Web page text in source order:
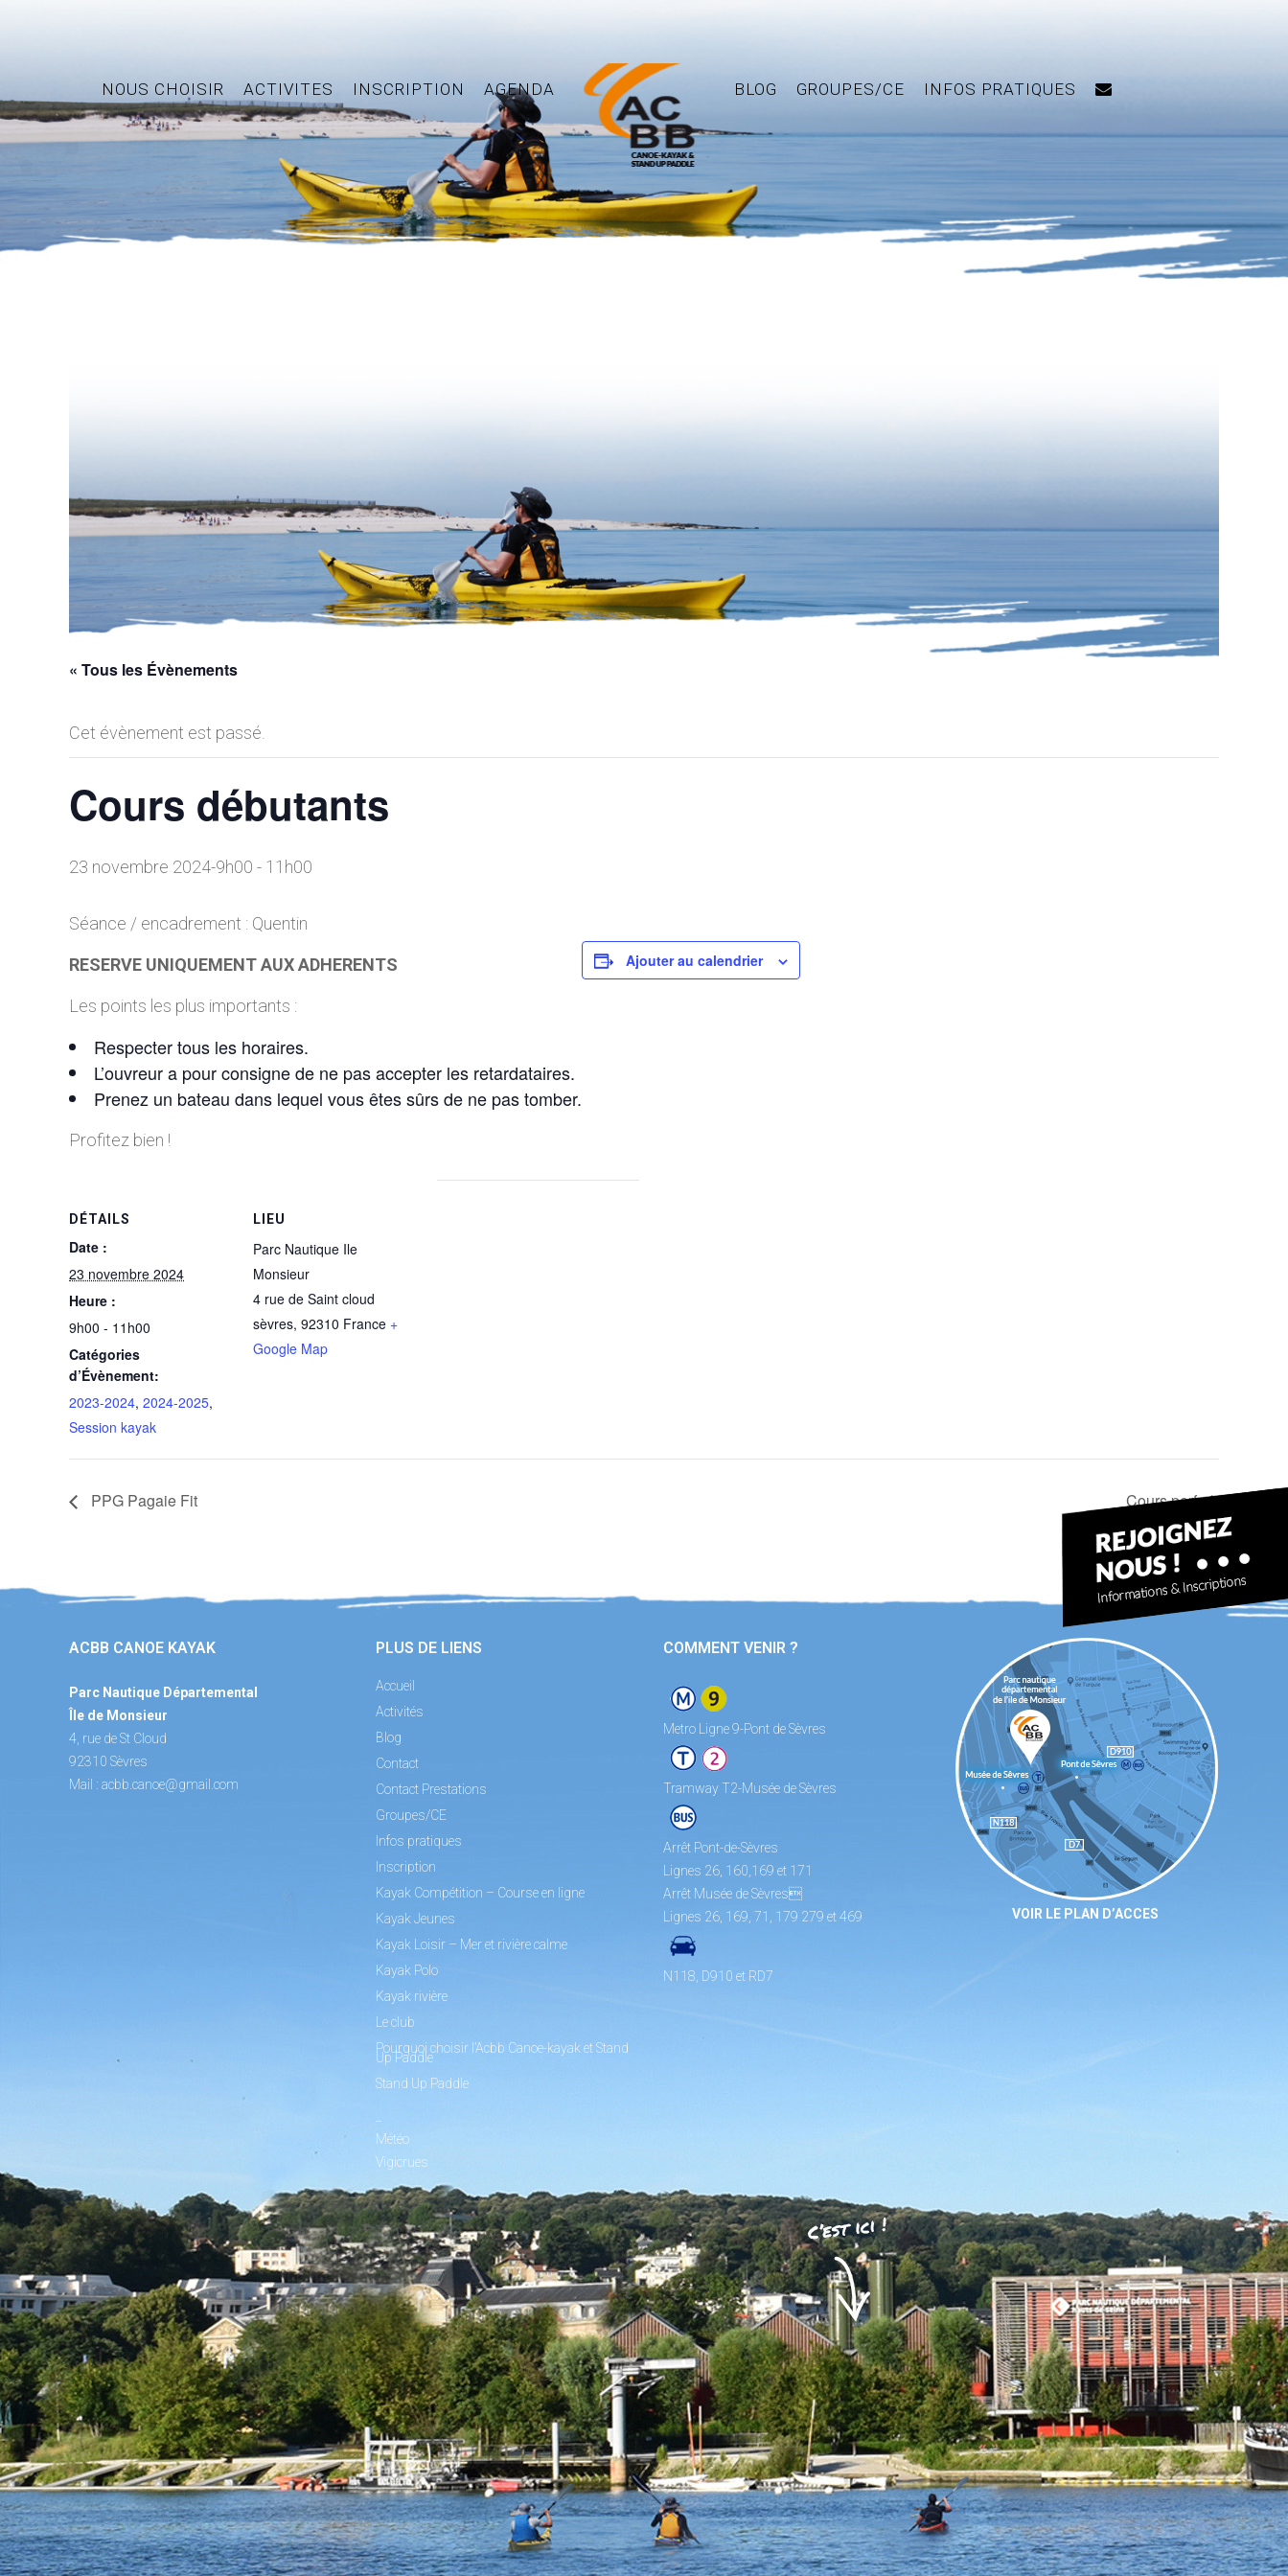
NOUS CHOISIR ACTIVITES INSCRIPTION AGENDA BLOG GROUPES/CE INFOS PRATIQUES
« Tous les Évènements
Cet évènement est passé.
Cours débutants
23 novembre 2024-9h00 - 11h00
Séance / encadrement : Quentin
RESERVE UNIQUEMENT AUX ADHERENTS
Les points les plus importants :
Respecter tous les horaires.
L’ouvreur a pour consigne de ne pas accepter les retardataires.
Prenez un bateau dans lequel vous êtes sûrs de ne pas tomber.
Profitez bien !
Ajouter au calendrier
DÉTAILS
Date :
23 novembre 2024
Heure :
9h00 - 11h00
Catégories
d’Évènement:
2023-2024, 2024-2025,
Session kayak
LIEU
Parc Nautique Ile
Monsieur
4 rue de Saint cloud
sèvres, 92310 France +
Google Map
PPG Pagaie Fit Cours perf
ACBB CANOE KAYAK
Parc Nautique Départemental
Île de Monsieur
4, rue de St Cloud
92310 Sèvres
Mail : acbb.canoe@gmail.com
PLUS DE LIENS
Accueil
Activités
Blog
Contact
Contact Prestations
Groupes/CE
Infos pratiques
Inscription
Kayak Compétition – Course en ligne
Kayak Jeunes
Kayak Loisir – Mer et rivière calme
Kayak Polo
Kayak rivière
Le club
Pourquoi choisir l’Acbb Canoe-kayak et Stand
Up Paddle
Stand Up Paddle
Météo
Vigicrues
COMMENT VENIR ?
Metro Ligne 9-Pont de Sèvres
Tramway T2-Musée de Sèvres
Arrêt Pont-de-Sèvres
Lignes 26, 160,169 et 171
Arrêt Musée de Sèvres
Lignes 26, 169, 71, 179 279 et 469
N118, D910 et RD7
VOIR LE PLAN D’ACCES